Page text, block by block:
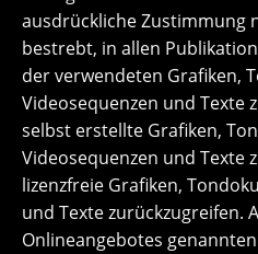
ausdrückliche Zustimmung
bestrebt, in allen
der verwendeten Grafiken,
Videosequenzen und Texte
selbst erstellte Grafiken,
Videosequenzen und Texte
lizenzfreie Grafiken,
und Texte zurückzugreifen.
Onlineangebotes